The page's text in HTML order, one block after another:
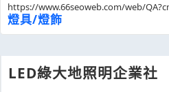
https://www.66seoweb.com/web/
燈具/燈飾
LED綠大地照明企業社